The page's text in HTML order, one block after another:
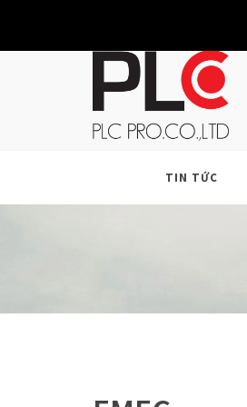
TIN TỨC